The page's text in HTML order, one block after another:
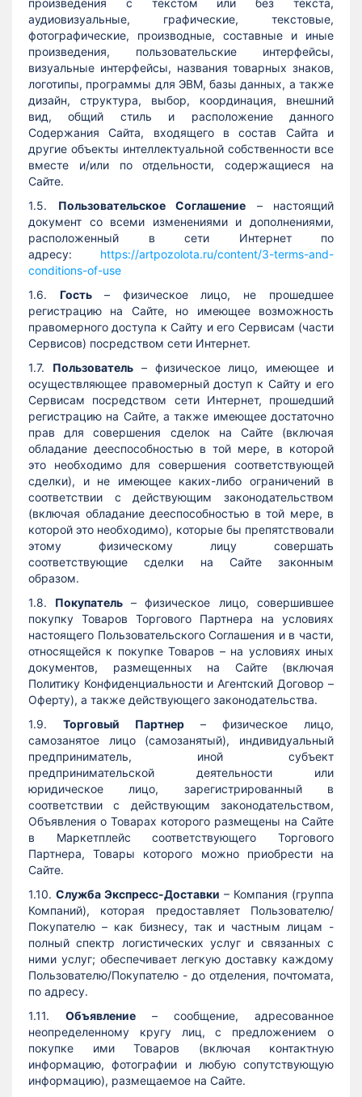
произведения с текстом или без текста,
аудиовизуальные, графические, текстовые,
фотографические, производные, составные и иные
произведения, пользовательские интерфейсы,
визуальные интерфейсы, названия товарных знаков,
логотипы, программы для ЭВМ, базы данных, а также
дизайн, структура, выбор, координация, внешний
вид, общий стиль и расположение данного
Содержания Сайта, входящего в состав Сайта и
другие объекты интеллектуальной собственности все
вместе и/или по отдельности, содержащиеся на
Сайте.
1.5. Пользовательское Соглашение – настоящий
документ со всеми изменениями и дополнениями,
расположенный в сети Интернет по
адресу: https://artpozolota.ru/content/3-terms-and-
conditions-of-use
1.6. Гость – физическое лицо, не прошедшее
регистрацию на Сайте, но имеющее возможность
правомерного доступа к Сайту и его Сервисам (части
Сервисов) посредством сети Интернет.
1.7. Пользователь– физическое лицо, имеющее и
осуществляющее правомерный доступ к Сайту и его
Сервисам посредством сети Интернет, прошедший
регистрацию на Сайте, а также имеющее достаточно
прав для совершения сделок на Сайте (включая
обладание дееспособностью в той мере, в которой
это необходимо для совершения соответствующей
сделки), и не имеющее каких-либо ограничений в
соответствии с действующим законодательством
(включая обладание дееспособностью в той мере, в
которой это необходимо), которые бы препятствовали
этому физическому лицу совершать
соответствующие сделки на Сайте законным
образом.
1.8. Покупатель – физическое лицо, совершившее
покупку Товаров Торгового Партнера на условиях
настоящего Пользовательского Соглашения и в части,
относящейся к покупке Товаров – на условиях иных
документов, размещенных на Сайте (включая
Политику Конфиденциальности и Агентский Договор –
Оферту), а также действующего законодательства.
1.9. Торговый Партнер – физическое лицо,
самозанятое лицо (самозанятый), индивидуальный
предприниматель, иной субъект
предпринимательской деятельности или
юридическое лицо, зарегистрированный в
соответствии с действующим законодательством,
Объявления о Товарах которого размещены на Сайте
в Маркетплейс соответствующего Торгового
Партнера, Товары которого можно приобрести на
Сайте.
1.10. Служба Экспресс-Доставки – Компания (группа
Компаний), которая предоставляет Пользователю/
Покупателю – как бизнесу, так и частным лицам -
полный спектр логистических услуг и связанных с
ними услуг; обеспечивает легкую доставку каждому
Пользователю/Покупателю - до отделения, почтомата,
по адресу.
1.11. Объявление – сообщение, адресованное
неопределенному кругу лиц, с предложением о
покупке ими Товаров (включая контактную
информацию, фотографии и любую сопутствующую
информацию), размещаемое на Сайте.